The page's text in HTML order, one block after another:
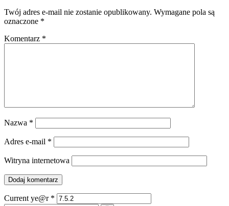
Twój adres e-mail nie zostanie opublikowany. Wymagane pola są
oznaczone *
Komentarz *
Nazwa *
Adres e-mail *
Witryna internetowa
Current ye@r *